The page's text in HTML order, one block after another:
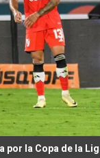
por la Copa de la